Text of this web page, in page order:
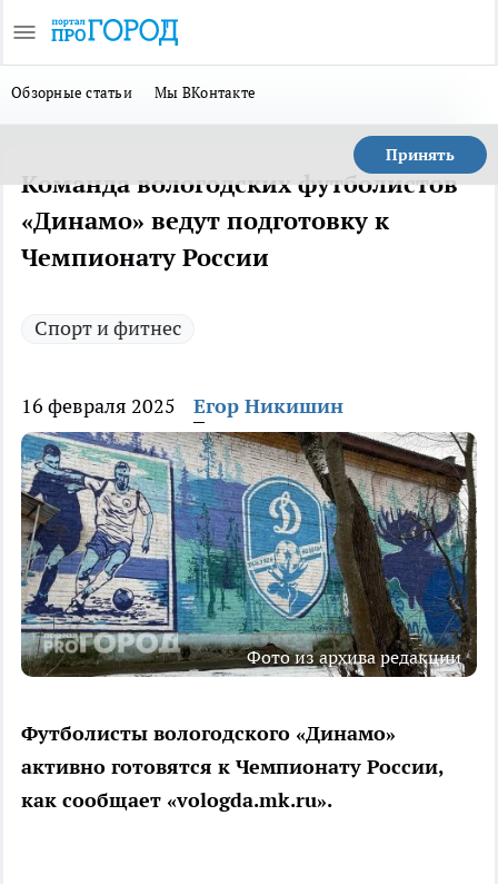
Обзорные статьи Мы ВКонтакте
Принять
Команда вологодских футболистов
«Динамо» ведут подготовку к
Чемпионату России
Спорт и фитнес
16 февраля 2025 Егор Никишин
Фото из архива редакции
Футболисты вологодского «Динамо»
активно готовятся к Чемпионату России,
как сообщает «vologda.mk.ru».